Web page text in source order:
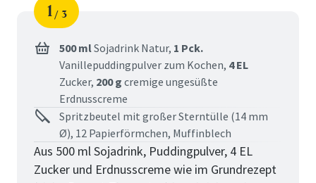
Schritt
1
von
3
500 mlSojadrink Natur, 1 Pck.
Vanillepuddingpulver zum Kochen, 4 EL
Zucker, 200 g cremige ungesüßte
Erdnusscreme
Spritzbeutel mit großer Sterntülle (14 mm
Ø), 12 Papierförmchen, Muffinblech
Aus 500 ml Sojadrink, Puddingpulver, 4 EL
Zucker und Erdnusscreme wie im Grundrezept